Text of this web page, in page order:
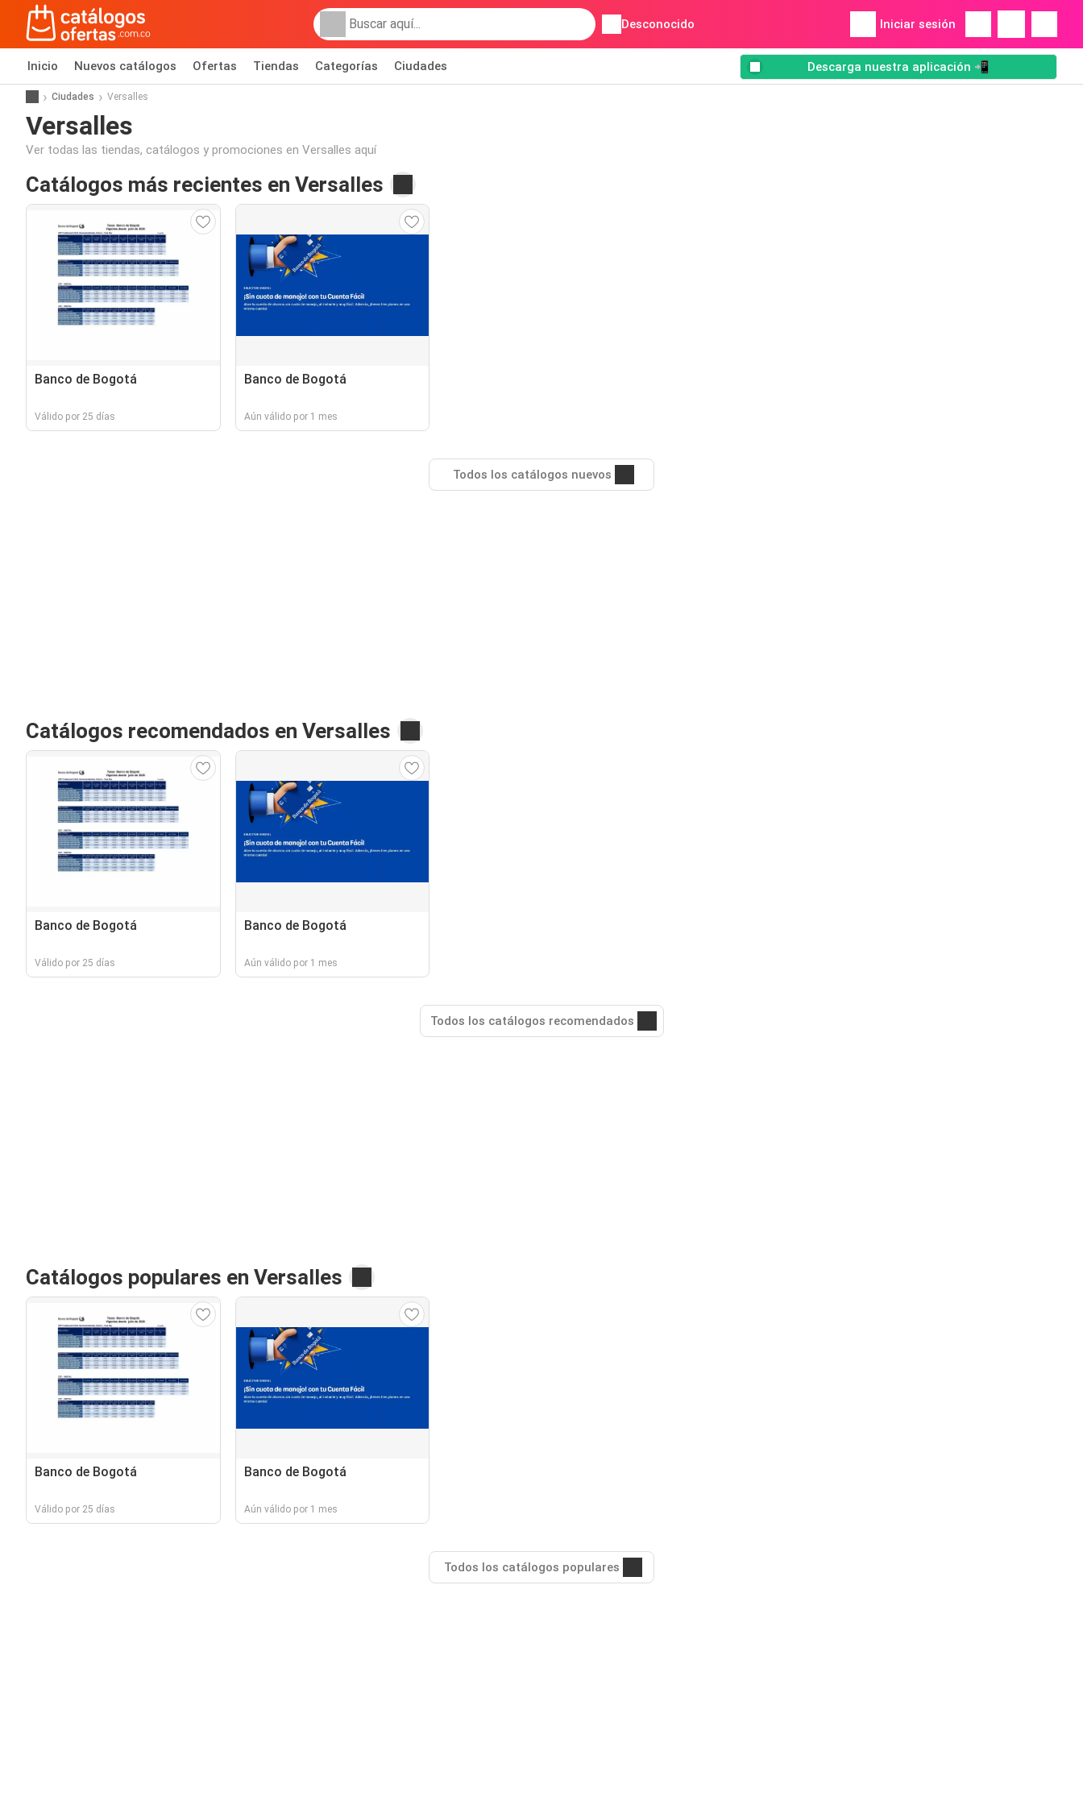
Desconocido Iniciar sesión
Inicio Nuevos catálogos Ofertas Tiendas Categorías Ciudades Descarga nuestra aplicación 📲
Ciudades Versalles
Versalles
Ver todas las tiendas, catálogos y promociones en Versalles aquí
Catálogos más recientes en Versalles
Banco de Bogotá
Válido por 25 días
Banco de Bogotá
Aún válido por 1 mes
Todos los catálogos nuevos
Catálogos recomendados en Versalles
Banco de Bogotá
Válido por 25 días
Banco de Bogotá
Aún válido por 1 mes
Todos los catálogos recomendados
Catálogos populares en Versalles
Banco de Bogotá
Válido por 25 días
Banco de Bogotá
Aún válido por 1 mes
Todos los catálogos populares